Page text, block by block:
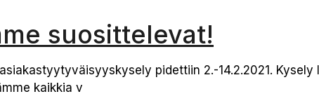
suosittelevat!
pidettiin 2.-14.2.2021.
kaikkia v